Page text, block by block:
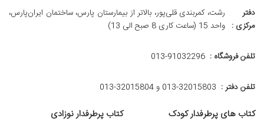
دفتر
مرکزی :
رشت، کمربندی قلی‌پور، بالاتر از بیمارستان پارس، ساختمان ایران‌پارس،
واحد 15 (ساعت کاری 8 صبح الی 13)
تلفن فروشگاه : 013-91032296
تلفن دفتر : 013-32015803 و 32015804-013
کتاب های پرطرفدار کودک کتاب پرطرفدار نوزادی